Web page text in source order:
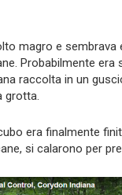
magro e sembrava
Probabilmente era
raccolta in un
grotta.
era finalmente
si calarono per